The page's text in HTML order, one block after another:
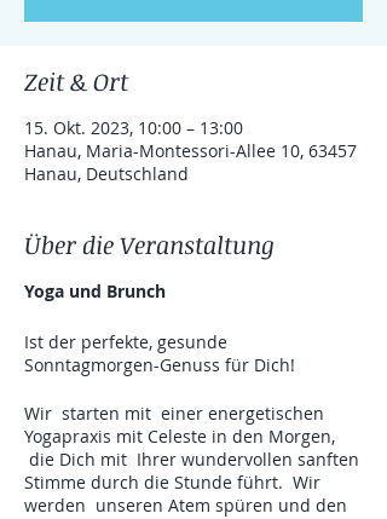
Zeit & Ort
15. Okt. 2023, 10:00 – 13:00
Hanau, Maria-Montessori-Allee 10, 63457
Hanau, Deutschland
Über die Veranstaltung
Yoga und Brunch
Ist der perfekte, gesunde
Sonntagmorgen-Genuss für Dich!
Wir starten mit einer energetischen
Yogapraxis mit Celeste in den Morgen,
die Dich mit Ihrer wundervollen sanften
Stimme durch die Stunde führt. Wir
werden unseren Atem spüren und den